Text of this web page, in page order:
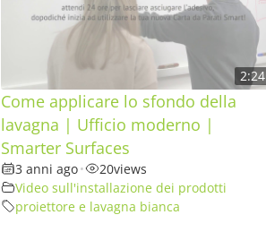
2:24
Come applicare lo sfondo della
lavagna | Ufficio moderno |
Smarter Surfaces
3 anni ago• 20views
Video sull'installazione dei prodotti
proiettore e lavagna bianca